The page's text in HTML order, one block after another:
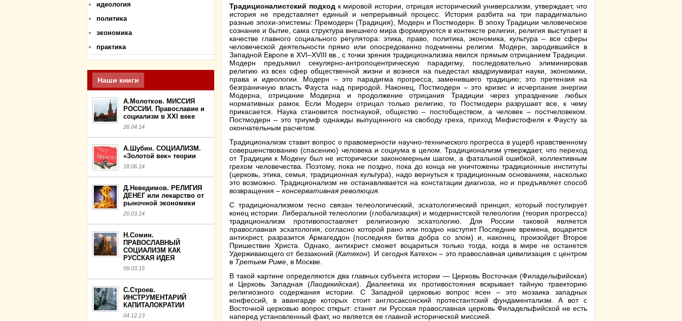
идеология
политика
экономика
практика
Наши книги
А.Молотков. МИССИЯ
РОССИИ. Православие и
социализм в XXI веке
26.04.14
А.Шубин. СОЦИАЛИЗМ.
«Золотой век» теории
18.06.14
Д.Неведимов. РЕЛИГИЯ
ДЕНЕГ или лекарство от
рыночной экономики
20.03.14
Н.Сомин.
ПРАВОСЛАВНЫЙ
СОЦИАЛИЗМ КАК
РУССКАЯ ИДЕЯ
09.03.15
С.Строев.
ИНСТРУМЕНТАРИЙ
КАПИТАЛОКРАТИИ
04.12.13
Традиционалистский подходк мировой истории, отрицая исторический универсализм, утверждает, что
история не представляет единый и непрерывный процесс. История разбита на три парадигмально
разные эпохи-эпистемы: Премодерн (Традиция), Модерн и Постмодерн. В эпоху Традиции человеческое
сознание и бытие, сама структура внешнего мира формируются в контексте религии, религия выступает в
качестве главного социального регулятора: этика, право, политика, экономика, культура – все сферы
человеческой деятельности прямо или опосредованно подчинены религии. Модерн, зародившийся в
Западной Европе в XVI–XVIII вв., с точки зрения традиционализма явился прямым отрицанием Традиции.
Модерн предъявил секулярно-антропоцентрическую парадигму, последовательно элиминировав
религию из всех сфер общественной жизни и вознеся на пьедестал квадриумвират науки, экономики,
права и идеологии. Модерн – это парадигма прогресса, заменившего традицию; это претензия на
безграничную власть Фауста над природой. Наконец, Постмодерн – это кризис и исчерпание энергии
Модерна, отрицание Модерна и продолжение отрицания Традиции через упразднение любых
нормативных рамок. Если Модерн отрицал только религию, то Постмодерн разрушает все, к чему
прикасается. Наука становится постнаукой, общество – постобществом, а человек – постчеловеком.
Постмодерн – это триумф однажды выпущенного на свободу греха, приход Мефистофеля к Фаусту за
окончательным расчетом.
Традиционализм ставит вопрос о правомерности научно-технического прогресса в ущерб нравственному
совершенствованию (спасению) человека и социума в целом. Традиционализм утверждает, что переход
от Традиции к Модену был не исторически закономерным шагом, а фатальной ошибкой, коллективным
грехом человечества. Поэтому, пока не поздно, пока до конца не уничтожены традиционные институты
(церковь, этика, семья, традиционная культура), надо вернуться к традиционным основаниям, насколько
это возможно. Традиционализм не останавливается на констатации диагноза, но и предъявляет способ
возвращения – консервативная революция.
С традиционализмом тесно связан телеологический, эсхатологический принцип, который постулирует
конец истории. Либеральной телеологии (глобализация) и модернистской телеологии (теория прогресса)
традиционализм противопоставляет религиозную эсхатологию. Для России таковой является
православная эсхатология, согласно которой рано или поздно наступят Последние времена, воцарится
антихрист, разразится Армагеддон (последняя битва добра со злом) и, наконец, произойдет Второе
Пришествие Христа. Однако, антихрист сможет воцариться только тогда, когда в мире не останется
Удерживающего от беззаконий (Катехон). И сегодня Катехон – это православная цивилизация с центром
в Третьем Риме , в Москве.
В такой картине определяются два главных субъекта истории — Церковь Восточная (Филадельфийская)
и Церковь Западная (Лаодикийская). Диалектика их противостояния вскрывает тайную траекторию
религиозного содержания истории. С Западной церковью вопрос ясен – это мозаика западных
конфессий, в авангарде которых стоит англосаксонский протестантский фундаментализм. А вот с
Восточной церковью вопрос открыт: станет ли Русская православная церковь Филадельфийской не есть
наперед установленный факт, но является ее главной исторической миссией.